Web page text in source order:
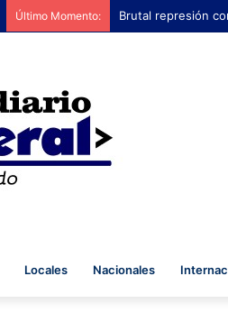
Último Momento: Brutal represión
Locales Nacionales